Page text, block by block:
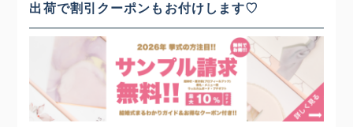
出荷で割引クーポンもお付けします♡